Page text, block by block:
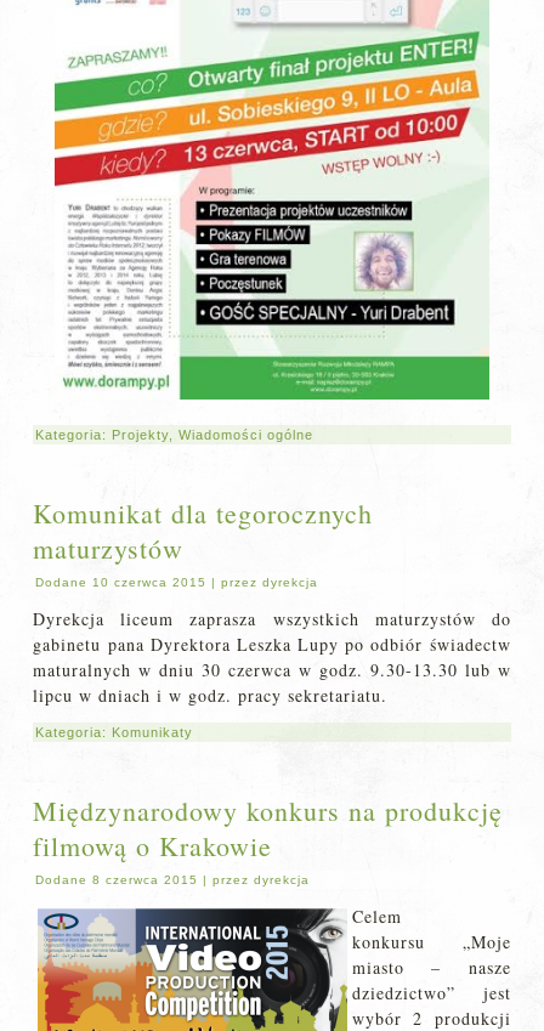
Kategoria: Projekty ,Wiadomości ogólne
Komunikat dla tegorocznych
maturzystów
Dodane 10 czerwca 2015 |przez dyrekcja
Dyrekcja liceum zaprasza wszystkich maturzystów do
gabinetu pana Dyrektora Leszka Lupy po odbiór świadectw
maturalnych w dniu 30 czerwca w godz. 9.30-13.30 lub w
lipcu w dniach i w godz. pracy sekretariatu.
Kategoria: Komunikaty
Międzynarodowy konkurs na produkcję
filmową o Krakowie
Dodane 8 czerwca 2015 |przez dyrekcja
Celem
konkursu „Moje
miasto – nasze
dziedzictwo” jest
wybór 2 produkcji